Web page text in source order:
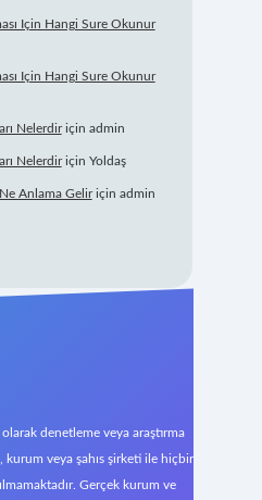
Için Hangi Sure Okunur
Için Hangi Sure Okunur
Nelerdiriçin admin
Nelerdiriçin Yoldaş
Anlama Geliriçin admin
denetleme veya araştırma
veya şahıs şirketi ile hiçbir
Gerçek kurum ve